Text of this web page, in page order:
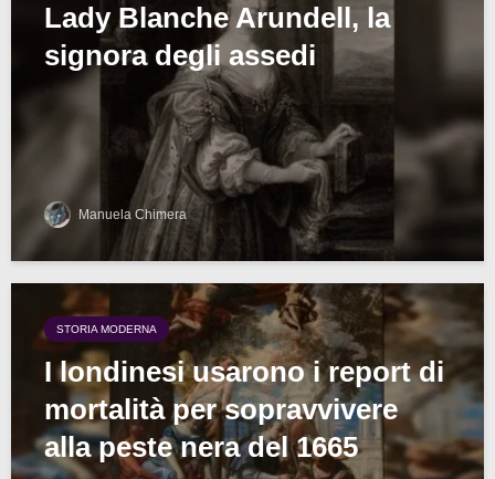
Lady Blanche Arundell, la
signora degli assedi
Manuela Chimera
STORIA MODERNA
I londinesi usarono i report di
mortalità per sopravvivere
alla peste nera del 1665